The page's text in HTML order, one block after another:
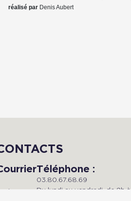
réalisé par Denis Aubert
Dijon
Téléphone :
03.80.67.68.69
Du lundi au vendredi, de 9h à